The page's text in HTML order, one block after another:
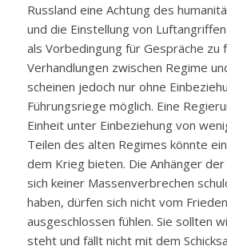
Russland eine Achtung des
und die Einstellung von
als Vorbedingung für Gespräche zu
Verhandlungen zwischen Regime
scheinen jedoch nur ohne
Führungsriege möglich. Eine
Einheit unter Einbeziehung von
Teilen des alten Regimes könnte
dem Krieg bieten. Die Anhänger
sich keiner Massenverbrechen
haben, dürfen sich nicht vom
ausgeschlossen fühlen. Sie sollten
steht und fällt nicht mit dem